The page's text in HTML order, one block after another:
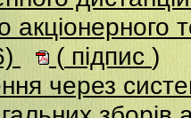
( підпис )
через